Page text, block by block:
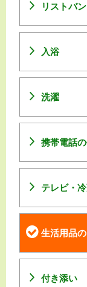
リストバ
入浴
洗濯
携帯電話
テレビ・
生活用品
付き添い